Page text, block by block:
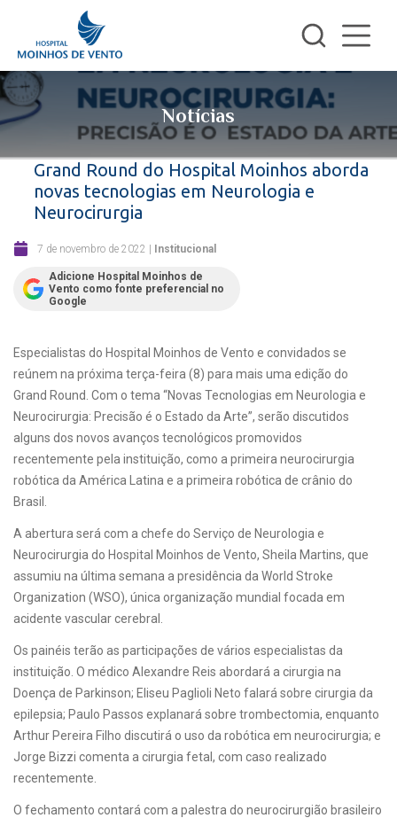
Notícias
Grand Round do Hospital Moinhos aborda
novas tecnologias em Neurologia e
Neurocirurgia
7 de novembro de 2022 | Institucional
Adicione Hospital Moinhos de
Vento como fonte preferencial no
Google
Especialistas do Hospital Moinhos de Vento e convidados se
reúnem na próxima terça-feira (8) para mais uma edição do
Grand Round. Com o tema “Novas Tecnologias em Neurologia e
Neurocirurgia: Precisão é o Estado da Arte”, serão discutidos
alguns dos novos avanços tecnológicos promovidos
recentemente pela instituição, como a primeira neurocirurgia
robótica da América Latina e a primeira robótica de crânio do
Brasil.
A abertura será com a chefe do Serviço de Neurologia e
Neurocirurgia do Hospital Moinhos de Vento, Sheila Martins, que
assumiu na última semana a presidência da World Stroke
Organization (WSO), única organização mundial focada em
acidente vascular cerebral.
Os painéis terão as participações de vários especialistas da
instituição. O médico Alexandre Reis abordará a cirurgia na
Doença de Parkinson; Eliseu Paglioli Neto falará sobre cirurgia da
epilepsia; Paulo Passos explanará sobre trombectomia, enquanto
Arthur Pereira Filho discutirá o uso da robótica em neurocirurgia; e
Jorge Bizzi comenta a cirurgia fetal, com caso realizado
recentemente.
O fechamento contará com a palestra do neurocirurgião brasileiro